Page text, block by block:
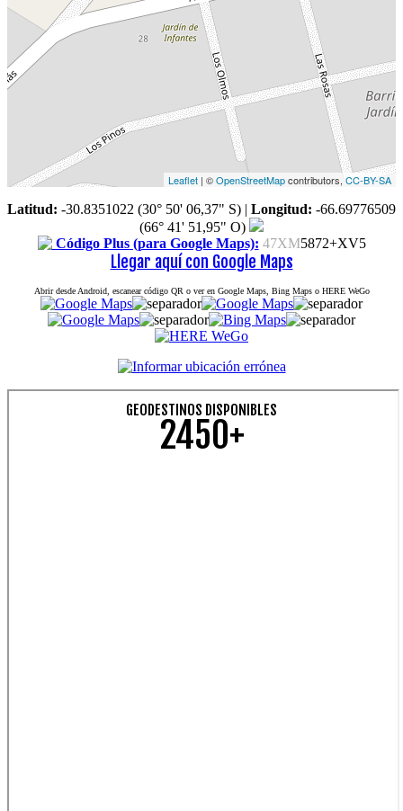
Leaflet | ©OpenStreetMapcontributors, CC-BY-SA
Latitud: -30.8351022 (30° 50' 06,37" S) | Longitud: -66.69776509
(66° 41' 51,95" O)
Código Plus (para Google Maps): 47XM5872+XV5
Llegar aquí con Google Maps
Abrir desde Android, escanear código QR o ver en Google Maps, Bing Maps o HERE WeGo
GEODESTINOS DISPONIBLES
2450+